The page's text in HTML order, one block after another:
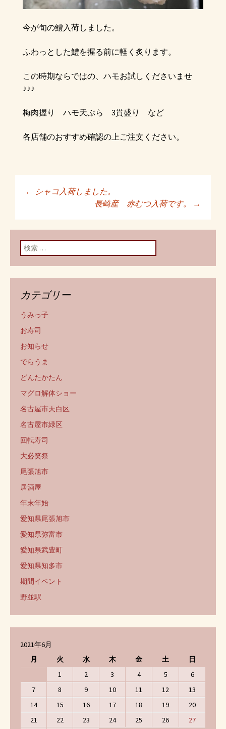
今が旬の鱧入荷しました。
ふわっとした鱧を握る前に軽く炙ります。
この時期ならではの、ハモお試しくださいませ
♪♪♪
梅肉握り ハモ天ぷら 3貫盛り など
各店舗のおすすめ確認の上ご注文ください。
投稿ナビゲーショ
ン
← シャコ入荷しました。
長崎産 赤むつ入荷です。
→
検索:
カテゴリー
うみっ子
お寿司
お知らせ
でらうま
どんたかたん
マグロ解体ショー
名古屋市天白区
名古屋市緑区
回転寿司
大必笑祭
尾張旭市
居酒屋
年末年始
愛知県尾張旭市
愛知県弥富市
愛知県武豊町
愛知県知多市
期間イベント
野並駅
2021年6月
月
火 水 木 金 土
日
1
2 3 4 5
6
7
8 9 10 11 12
13
14
15 16 17 18 19
20
21
22 23 24 25 26 27